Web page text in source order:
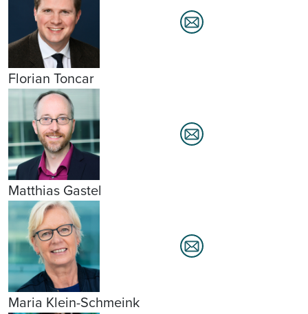
Florian Toncar
Matthias Gastel
Maria Klein-Schmeink